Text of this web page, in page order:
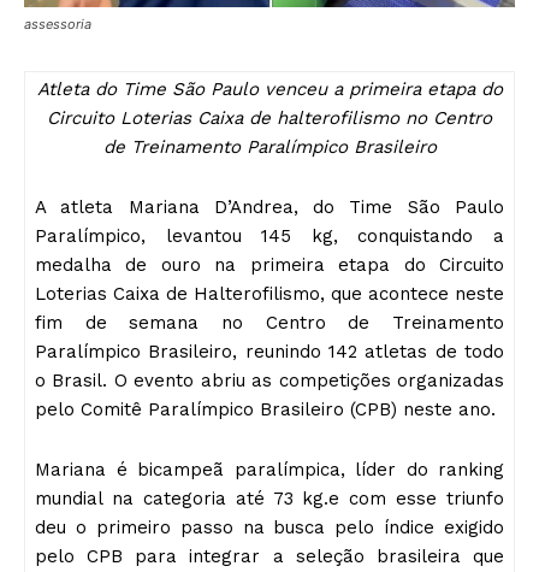
assessoria
Atleta do Time São Paulo venceu a primeira etapa do
Circuito Loterias Caixa de halterofilismo no Centro
de Treinamento Paralímpico Brasileiro
A atleta Mariana D’Andrea, do Time São Paulo
Paralímpico, levantou 145 kg, conquistando a
medalha de ouro na primeira etapa do Circuito
Loterias Caixa de Halterofilismo, que acontece neste
fim de semana no Centro de Treinamento
Paralímpico Brasileiro, reunindo 142 atletas de todo
o Brasil. O evento abriu as competições organizadas
pelo Comitê Paralímpico Brasileiro (CPB) neste ano.
Mariana é bicampeã paralímpica, líder do ranking
mundial na categoria até 73 kg.e com esse triunfo
deu o primeiro passo na busca pelo índice exigido
pelo CPB para integrar a seleção brasileira que